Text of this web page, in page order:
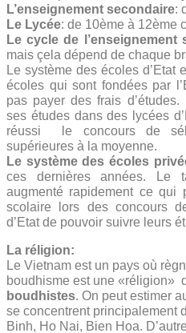
L’enseignement secondaire:
Le Lycée: de 10ème à 12ème
Le cycle de l’enseignement
mais çela dépend de chaque
Le système des écoles d’Etat
écoles qui sont fondées par
pas payer des frais
ses études dans des lycées
réussi le concours de
supérieures à la moyenne.
Le système des écoles
ces dernières années. Le
augmenté rapidement ce qui
scolaire lors des concours
d’Etat de pouvoir suivre leurs
La réligion:
Le Vietnam est un pays où
boudhisme est une «réligion»
boudhistes. On peut estimer
se concentrent principalement
Binh, Ho Nai, Bien Hoa.